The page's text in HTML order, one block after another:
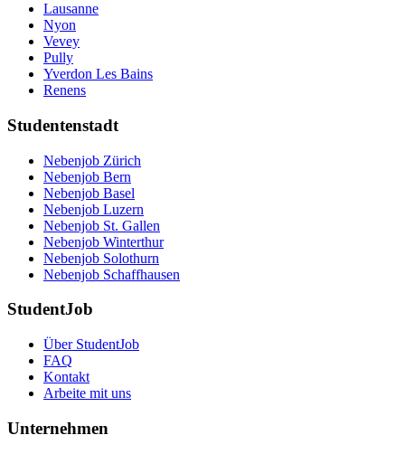
Lausanne
Nyon
Vevey
Pully
Yverdon Les Bains
Renens
Studentenstadt
Nebenjob Zürich
Nebenjob Bern
Nebenjob Basel
Nebenjob Luzern
Nebenjob St. Gallen
Nebenjob Winterthur
Nebenjob Solothurn
Nebenjob Schaffhausen
StudentJob
Über StudentJob
FAQ
Kontakt
Arbeite mit uns
Unternehmen